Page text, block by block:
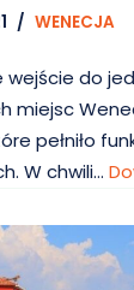
WENECJA
wejście do
miejsc
pełniło
W chwili…